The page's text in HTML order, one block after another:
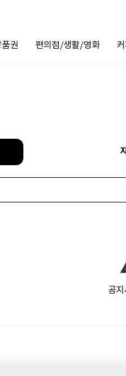
권 편의점/생활/영화
공